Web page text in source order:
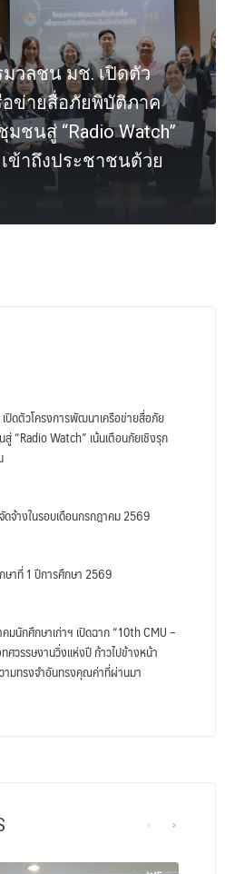
มวลชน มช. เปิดตัว
ข่ายสื่อภัยพิบัติภาค
ชนสู่ “Radio Watch”
ข้าถึงประชาชนด้วย
ปิดตัวโครงการพัฒนาเครือข่ายสื่อภัย
“Radio Watch” เน้นเตือนภัยเชิงรุก
จ้างในรอบเดือนกรกฎาคม 2569
าที่ 1 ปีการศึกษา 2569
นักศึกษาเก่าฯ เปิดฉาก “10th CMU –
วรรษงานวิ่งแห่งปี ก้าวไปข้างหน้า
มทรงจำอันทรงคุณค่าที่ผ่านมา